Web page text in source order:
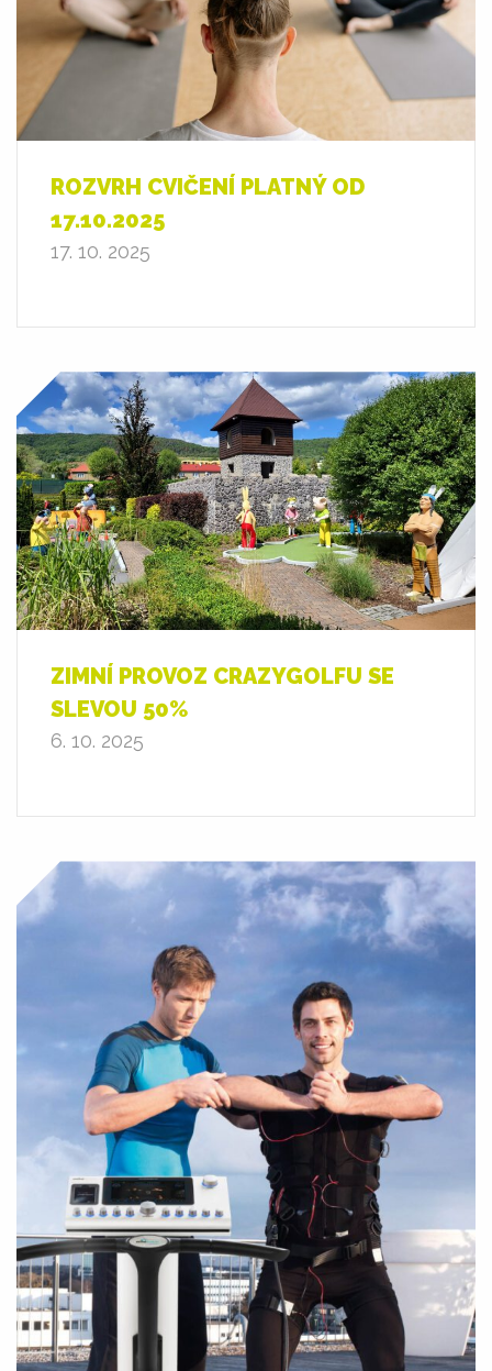
ROZVRH CVIČENÍ PLATNÝ OD
17.10.2025
17. 10. 2025
ZIMNÍ PROVOZ CRAZYGOLFU SE
SLEVOU 50%
6. 10. 2025